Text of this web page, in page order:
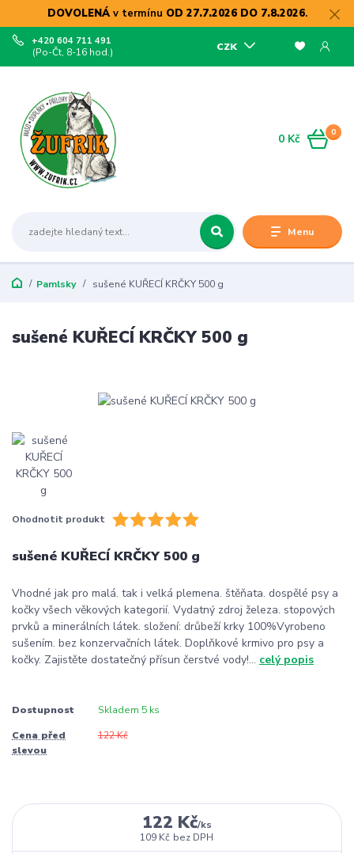
DOVOLENÁv termínu OD 27.7.2026 DO 7.8.2026.
Menu
CZK
+420 604 711 491
(Po-Čt, 8-16 hod.)
0
0 Kč
Pamlsky sušené KUŘECÍ KRČKY 500 g
sušené KUŘECÍ KRČKY 500 g
Ohodnotit produkt
sušené KUŘECÍ KRČKY 500 g
Vhodné jak pro malá. tak i velká plemena. štěňata. dospělé psy a
kočky všech věkových kategorií. Vydatný zdroj železa. stopových
prvků a minerálních látek. složení: drůbeží krky 100%Vyrobeno
sušením. bez konzervačních látek. Doplňkové krmivo pro psy a
kočky. Zajistěte dostatečný přísun čerstvé vody!... celý popis
Dostupnost Skladem 5 ks
Cena před
slevou
122 Kč
122 Kč/ks
109 Kč bez DPH